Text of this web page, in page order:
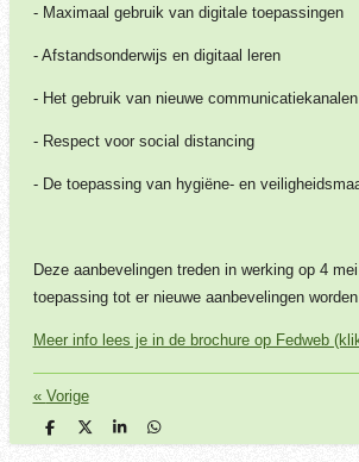
- Maximaal gebruik van digitale toepassingen
- Afstandsonderwijs en digitaal leren
- Het gebruik van nieuwe communicatiekanalen
- Respect voor social distancing
- De toepassing van hygiëne- en
Deze aanbevelingen treden in werking op 4
toepassing tot er nieuwe aanbevelingen worden
Meer info lees je in de brochure op Fedweb
« Vorige
D
e
D
e
S
h
D
e